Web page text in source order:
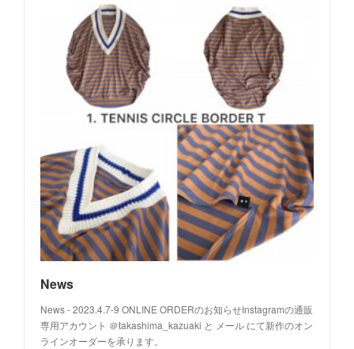
News
News - 2023.4.7-9 ONLINE ORDERのお知らせInstagramの通販
専用アカウント ＠takashima_kazuaki と メール にて新作のオン
ラインオーダーを承ります。